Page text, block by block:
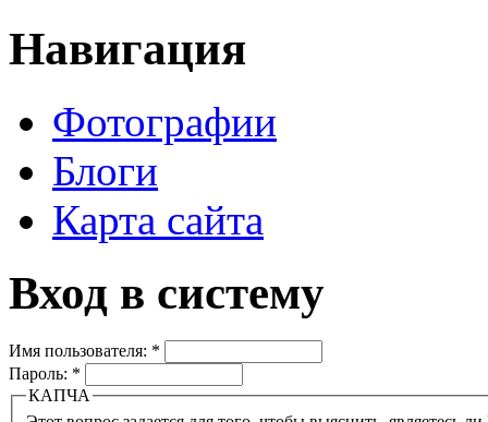
Навигация
Фотографии
Блоги
Карта сайта
Вход в систему
Имя пользователя: *
Пароль: *
КАПЧА